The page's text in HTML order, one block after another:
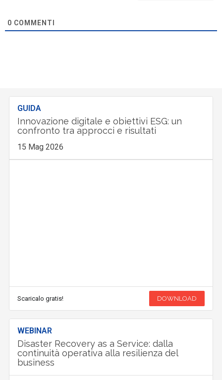
0 COMMENTI
GUIDA
Innovazione digitale e obiettivi ESG: un
confronto tra approcci e risultati
15 Mag 2026
Scaricalo gratis! DOWNLOAD
WEBINAR
Disaster Recovery as a Service: dalla
continuità operativa alla resilienza del
business